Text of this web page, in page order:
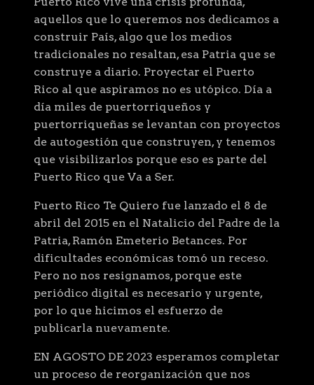
aquellos que lo queremos nos dedicamos a
construir País, algo que los medios
tradicionales no resaltan, esa Patria que se
construye a diario. Proyectar el Puerto
Rico al que aspiramos no es utópico. Día a
día miles de puertorriqueños y
puertorriqueñas se levantan con proyectos
de autogestión que construyen, y tenemos
que visibilizarlos porque eso es parte del
Puerto Rico que Va a Ser.
Puerto Rico Te Quiero fue lanzado el 8 de
abril del 2015 en el Natalicio del Padre de la
Patria, Ramón Emeterio Betances. Por
dificultades económicas tomó un receso.
Pero no nos resignamos, porque este
periódico digital es necesario y urgente,
por lo que hicimos el esfuerzo de
publicarla nuevamente.
EN AGOSTO DE 2023 esperamos completar
un proceso de reorganización que nos